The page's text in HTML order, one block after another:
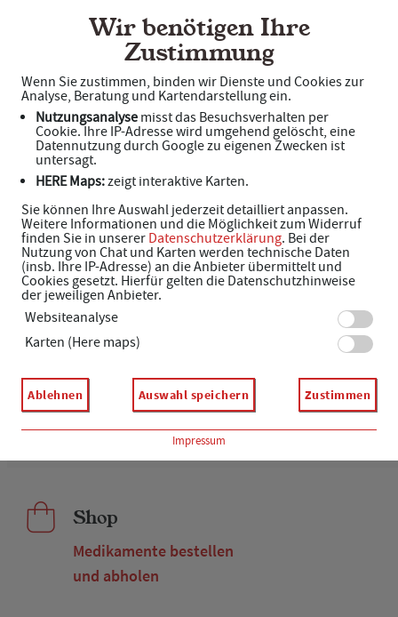
Wir benötigen Ihre
Zustimmung
Wenn Sie zustimmen, binden wir Dienste und Cookies zur
Analyse, Beratung und Kartendarstellung ein.
Nutzungsanalyse misst das Besuchsverhalten per
Cookie. Ihre IP-Adresse wird umgehend gelöscht, eine
Datennutzung durch Google zu eigenen Zwecken ist
untersagt.
HERE Maps:zeigt interaktive Karten.
Sie können Ihre Auswahl jederzeit detailliert anpassen.
Weitere Informationen und die Möglichkeit zum Widerruf
finden Sie in unserer Datenschutzerklärung. Bei der
Nutzung von Chat und Karten werden technische Daten
(insb. Ihre IP-Adresse) an die Anbieter übermittelt und
Cookies gesetzt. Hierfür gelten die Datenschutzhinweise
der jeweiligen Anbieter.
Websiteanalyse
Karten (Here maps)
Ablehnen Auswahl speichern Zustimmen
Impressum
Willkommen in der Kur Apotheke
Ihre babyfreundliche Apotheke
Adresse
Thieplatz 3
49196 Bad Laer
Shop
Medikamente bestellen
und abholen